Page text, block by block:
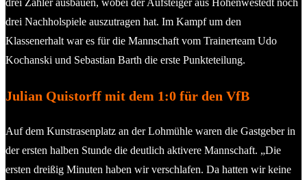
drei Nachholspiele auszutragen hat. Im Kampf um den
Klassenerhalt war es für die Mannschaft vom Trainerteam Udo
Kochanski und Sebastian Barth die erste Punkteteilung.
Julian Quistorff mit dem 1:0 für den VfB
Auf dem Kunstrasenplatz an der Lohmühle waren die Gastgeber in
der ersten halben Stunde die deutlich aktivere Mannschaft. „Die
ersten dreißig Minuten haben wir verschlafen. Da hatten wir keine